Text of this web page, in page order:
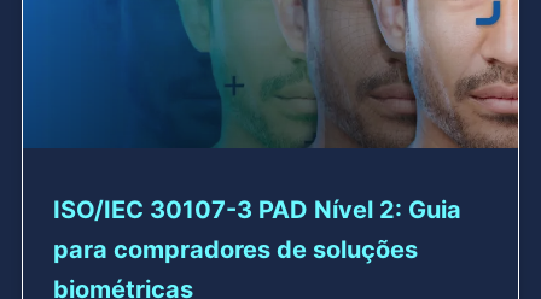
ISO/IEC 30107-3 PAD Nível 2: Guia
para compradores de soluções
biométricas